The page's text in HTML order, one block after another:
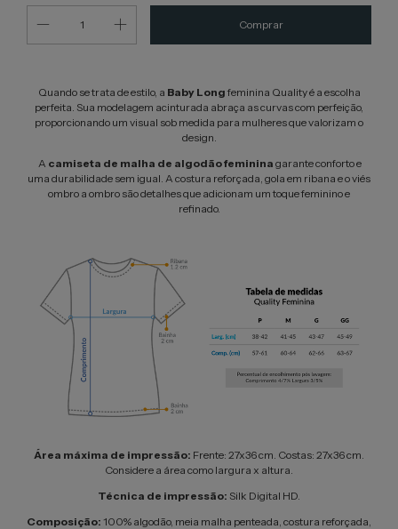
Quando se trata de estilo, a Baby Long feminina Quality é a escolha
perfeita. Sua modelagem acinturada abraça as curvas com perfeição,
proporcionando um visual sob medida para mulheres que valorizam o
design.
A camiseta de malha de algodão feminina garante conforto e
uma durabilidade sem igual. A costura reforçada, gola em ribana e o viés
ombro a ombro são detalhes que adicionam um toque feminino e
refinado.
Área máxima de impressão: Frente: 27x36 cm. Costas: 27x36 cm.
Considere a área como largura x altura.
Técnica de impressão: Silk Digital HD.
Composição: 100% algodão, meia malha penteada, costura reforçada,